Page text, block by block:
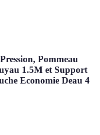
Pommeau
1.5M et Support
Economie Deau 4